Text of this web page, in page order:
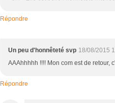
Répondre
Un peu d'honnêteté svp 18/08/2015
AAAhhhhh !!!! Mon com est de retour,
Répondre